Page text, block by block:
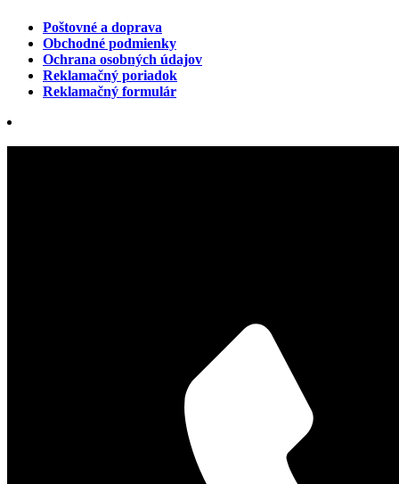
Poštovné a doprava
Obchodné podmienky
Ochrana osobných údajov
Reklamačný poriadok
Reklamačný formulár